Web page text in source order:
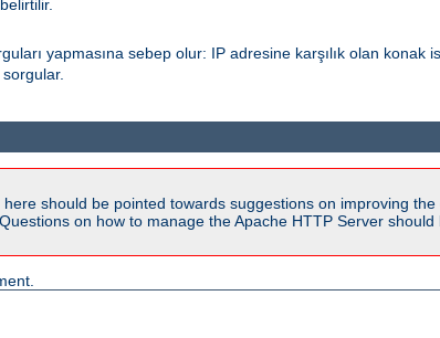
yapmasına sebep olur: IP adresine karşılık olan
should be pointed towards suggestions on improving
on how to manage the Apache HTTP Server